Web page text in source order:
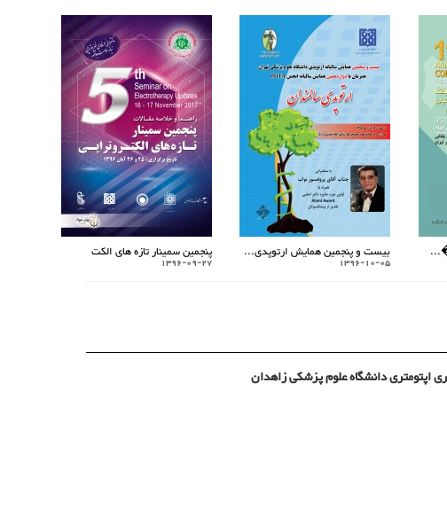
بیست و پنجمین همایش ارتوپدی...
1396-10-05
پنجمین سمینار تازه های الکت
1396-09-27
اپتومتری دانشگاه علوم پزشکی زاهدان